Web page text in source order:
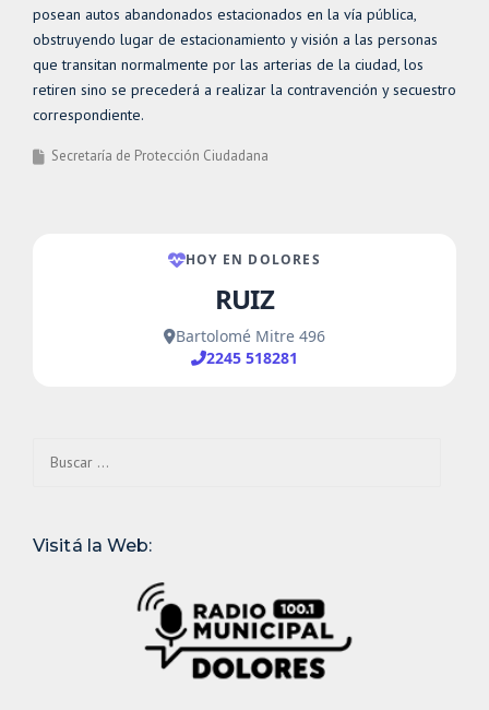
posean autos abandonados estacionados en la vía pública,
obstruyendo lugar de estacionamiento y visión a las personas
que transitan normalmente por las arterias de la ciudad, los
retiren sino se precederá a realizar la contravención y secuestro
correspondiente.
Secretaría de Protección Ciudadana
Visitá la Web: